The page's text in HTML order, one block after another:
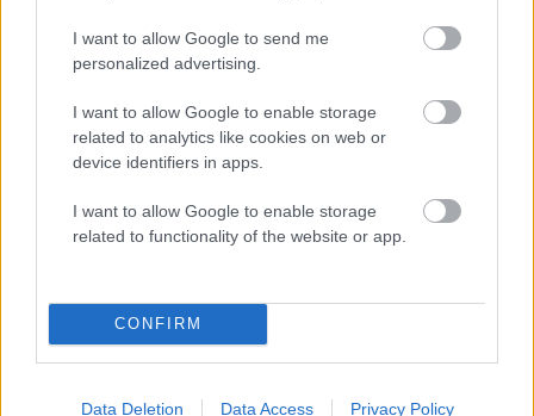
I want to allow Google to send me
personalized advertising.
I want to allow Google to enable storage
related to analytics like cookies on web or
device identifiers in apps.
I want to allow Google to enable storage
related to functionality of the website or app.
CONFIRM
Data Deletion Data Access Privacy Policy
Rogla bo gostila tradicionalni 34. praznik šoferjev in
avtomehanikov!
Celično dihanje – ustvarjanje energije za regeneracijo
Najboljši vrtni stroji Castelgarden za urejanje trate
Kam na izlet v Posočju? Odkrij Most na Soči
Revolucija na vrtu: robotske kosilnice brez kabla in stroji, ki